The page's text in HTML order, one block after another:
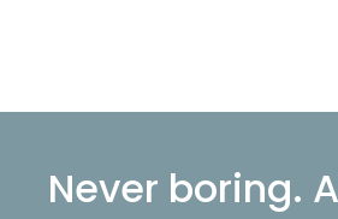
Never boring.